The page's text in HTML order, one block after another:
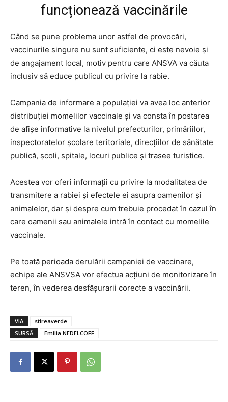
funcționează vaccinările
Când se pune problema unor astfel de provocări,
vaccinurile singure nu sunt suficiente, ci este nevoie și
de angajament local, motiv pentru care ANSVA va căuta
inclusiv să educe publicul cu privire la rabie.
Campania de informare a populației va avea loc anterior
distribuției momelilor vaccinale și va consta în postarea
de afișe informative la nivelul prefecturilor, primăriilor,
inspectoratelor școlare teritoriale, direcțiilor de sănătate
publică, școli, spitale, locuri publice și trasee turistice.
Acestea vor oferi informații cu privire la modalitatea de
transmitere a rabiei și efectele ei asupra oamenilor și
animalelor, dar și despre cum trebuie procedat în cazul în
care oamenii sau animalele intră în contact cu momelile
vaccinale.
Pe toată perioada derulării campaniei de vaccinare,
echipe ale ANSVSA vor efectua acţiuni de monitorizare în
teren, în vederea desfăşurarii corecte a vaccinării.
VIA
stireaverde
SURSĂ
Emilia NEDELCOFF